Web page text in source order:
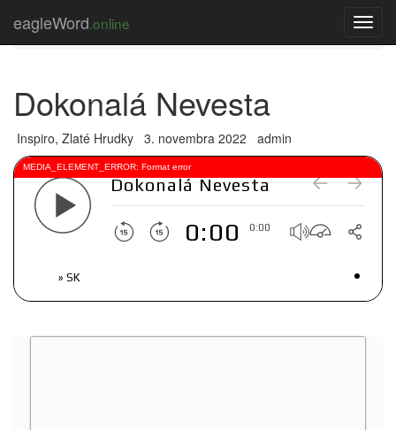
eagleWord.online
Úvod Články
Dokonalá Nevesta
Dokonalá Nevesta
Inspiro, Zlaté Hrudky 3. novembra 2022 admin
Dokonalá Nevesta
0:00 0:00
» SK
MEDIA_ELEMENT_ERROR: Format error